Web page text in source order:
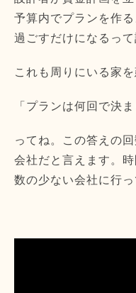
予算内でプランを作
過ごすだけになるって
これも周りにいる家
「プランは何回で決
ってね。この答えの
会社だと言えます。
数の少ない会社に行っ